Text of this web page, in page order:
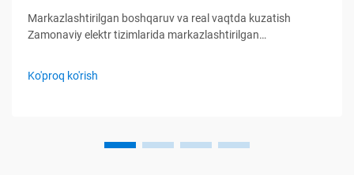
Markazlashtirilgan boshqaruv va real vaqtda kuzatish
Zamonaviy elektr tizimlarida markazlashtirilgan
kompaniyalar elektr dvigatellarini boshqarishni ancha silliq
Ko'proq ko'rish